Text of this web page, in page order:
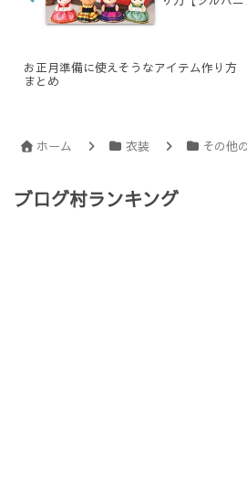
お正月準備に使えそうなアイテム作り方
まとめ
ホーム 衣装 その他
ブログ村ランキング